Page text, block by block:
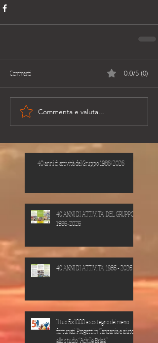
Commenti 0.0/5 (0)
Commenta e valuta...
40 anni di attività del Gruppo 1986/2026
40 ANNI DI ATTIVITA' DEL GRUPPO
1986-2026
40 ANNI DI ATTIVITA' 1986 - 2026
Il tuo 5x1000 a sostegno dei meno
fortunati. Progetti in Tanzania e aiuto
allo studio “Achille Brigà”